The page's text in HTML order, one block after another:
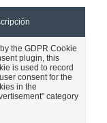
the GDPR Cookie
plugin, this
is used to record
consent for the
in the
category